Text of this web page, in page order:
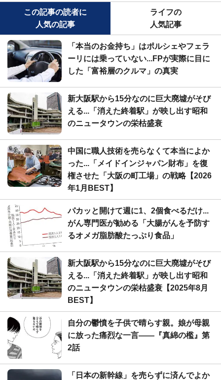
この記事の読者に
人気の記事
ライフの
人気記事
「本当のお金持ち」はポルシェやフェラ
ーリには乗っていない...FPが実際に目に
した「富裕層のクルマ」の真実
新大阪駅から15分なのに巨大廃墟がそび
える...「消えた終着駅」が映し出す昭和
のニュータウンの栄枯盛衰
中国に職人技術を売らなくて本当によか
った...「メイドインジャパン財布」を復
権させた「大阪の町工場」の戦略【2026
年1月BEST】
パカッと開けて週に1、2個食べるだけ...
がん専門医が勧める「大腸がんを予防す
るオメガ脂肪酸たっぷり食品」
新大阪駅から15分なのに巨大廃墟がそび
える...「消えた終着駅」が映し出す昭和
のニュータウンの栄枯盛衰【2025年8月
BEST】
自分の鬱憤を子供で晴らす親。娘が母親
に放った痛烈な一言――『真綿の檻』第
2話
「日本の新幹線」を売らずに済んでよか